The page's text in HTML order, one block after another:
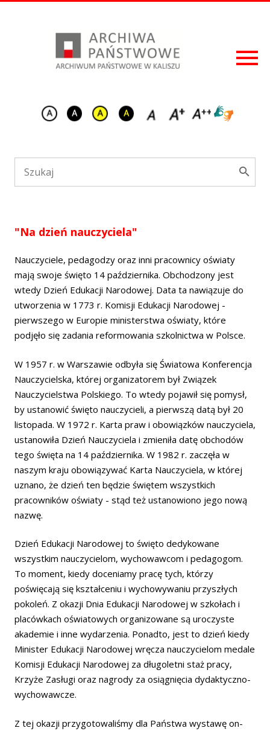
"Na dzień nauczyciela"
Nauczyciele, pedagodzy oraz inni pracownicy oświaty
mają swoje święto 14 października. Obchodzony jest
wtedy Dzień Edukacji Narodowej. Data ta nawiązuje do
utworzenia w 1773 r. Komisji Edukacji Narodowej -
pierwszego w Europie ministerstwa oświaty, które
podjęło się zadania reformowania szkolnictwa w Polsce.
W 1957 r. w Warszawie odbyła się Światowa Konferencja
Nauczycielska, której organizatorem był Związek
Nauczycielstwa Polskiego. To wtedy pojawił się pomysł,
by ustanowić święto nauczycieli, a pierwszą datą był 20
listopada. W 1972 r. Karta praw i obowiązków nauczyciela,
ustanowiła Dzień Nauczyciela i zmieniła datę obchodów
tego święta na 14 października. W 1982 r. zaczęła w
naszym kraju obowiązywać Karta Nauczyciela, w której
uznano, że dzień ten będzie świętem wszystkich
pracowników oświaty - stąd też ustanowiono jego nową
nazwę.
Dzień Edukacji Narodowej to święto dedykowane
wszystkim nauczycielom, wychowawcom i pedagogom.
To moment, kiedy doceniamy pracę tych, którzy
poświęcają się kształceniu i wychowywaniu przyszłych
pokoleń. Z okazji Dnia Edukacji Narodowej w szkołach i
placówkach oświatowych organizowane są uroczyste
akademie i inne wydarzenia. Ponadto, jest to dzień kiedy
Minister Edukacji Narodowej wręcza nauczycielom medale
Komisji Edukacji Narodowej za długoletni staż pracy,
Krzyże Zasługi oraz nagrody za osiągnięcia dydaktyczno-
wychowawcze.
Z tej okazji przygotowaliśmy dla Państwa wystawę on-